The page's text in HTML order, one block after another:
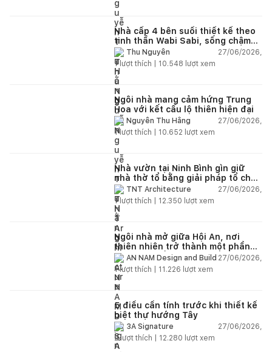
Nhà cấp 4 bên suối thiết kế theo
tinh thần Wabi Sabi, sống chậm
giữa thiên nhiên
Thu Nguyễn
27/06/2026,
1lượt thích | 10.548 lượt xem
Ngôi nhà mang cảm hứng Trung
Hoa với kết cấu lộ thiên hiện đại
Nguyễn Thu Hằng
27/06/2026,
1lượt thích | 10.652 lượt xem
Nhà vườn tại Ninh Bình gìn giữ
nhà thờ tổ bằng giải pháp tổ chức
lại không gian
TNT Architecture
27/06/2026,
1lượt thích | 12.350 lượt xem
Ngôi nhà mở giữa Hội An, nơi
thiên nhiên trở thành một phần
của cuộc sống
AN NAM Design and Build 27/06/2026,
1lượt thích | 11.226 lượt xem
5 điều cần tính trước khi thiết kế
biệt thự hướng Tây
3A Signature
27/06/2026,
2lượt thích | 12.280 lượt xem